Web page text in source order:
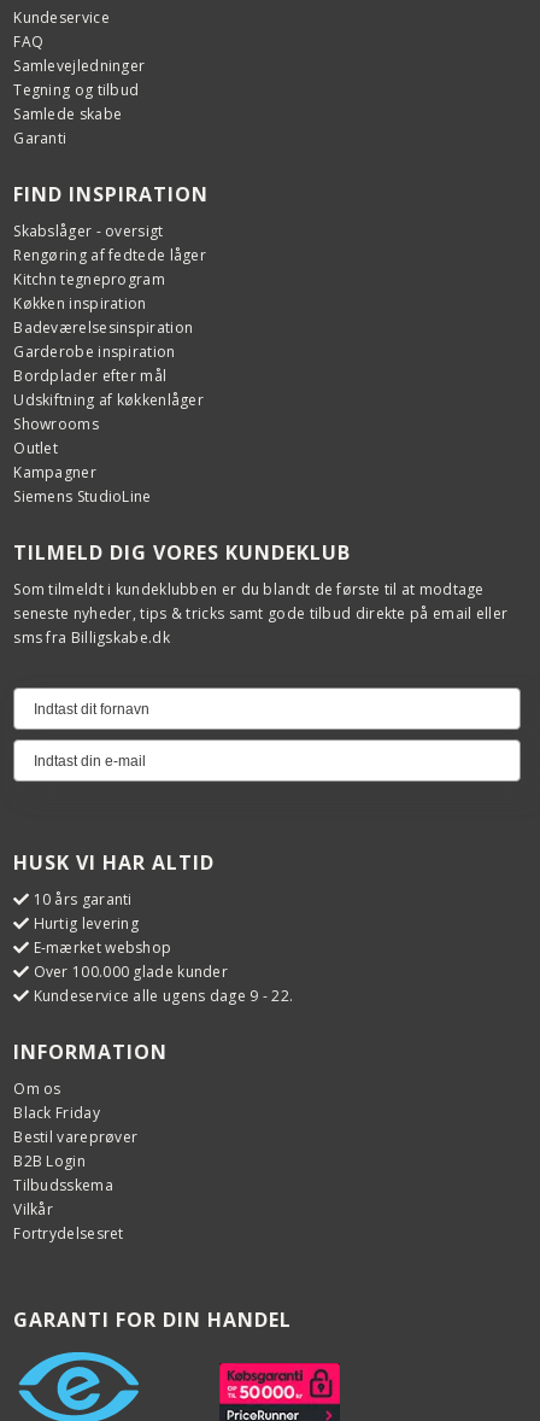
Kundeservice
FAQ
Samlevejledninger
Tegning og tilbud
Samlede skabe
Garanti
FIND INSPIRATION
Skabslåger - oversigt
Rengøring af fedtede låger
Kitchn tegneprogram
Køkken inspiration
Badeværelsesinspiration
Garderobe inspiration
Bordplader efter mål
Udskiftning af køkkenlåger
Showrooms
Outlet
Kampagner
Siemens StudioLine
TILMELD DIG VORES KUNDEKLUB
Som tilmeldt i kundeklubben er du blandt de første til at modtage
seneste nyheder, tips & tricks samt gode tilbud direkte på email eller
sms fra Billigskabe.dk
HUSK VI HAR ALTID
10 års garanti
Hurtig levering
E-mærket webshop
Over 100.000 glade kunder
Kundeservice alle ugens dage 9 - 22.
INFORMATION
Om os
Black Friday
Bestil vareprøver
B2B Login
Tilbudsskema
Vilkår
Fortrydelsesret
GARANTI FOR DIN HANDEL